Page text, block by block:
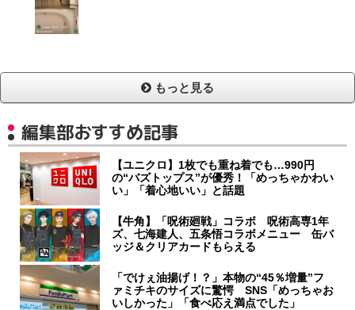
もっと見る
編集部おすすめ記事
【ユニクロ】1枚でも重ね着でも…990円
の“バズトップス”が優秀！「めっちゃかわい
い」「着心地いい」と話題
【牛角】「呪術廻戦」コラボ 呪術高専1年
ズ、七海建人、五条悟コラボメニュー 缶バ
ッジ＆クリアカードもらえる
「でけぇ油揚げ！？」本物の“45％増量”フ
ァミチキのサイズに驚愕 SNS「めっちゃお
いしかった」「食べ応え満点でした」